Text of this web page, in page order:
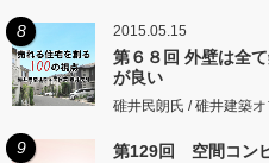
8 2015.05.15
第６８回 外壁は全
が良い
碓井民朗氏 / 碓井建築
9 第129回 空間コン